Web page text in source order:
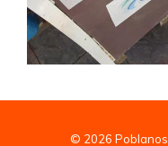
© 2026 Poblanos